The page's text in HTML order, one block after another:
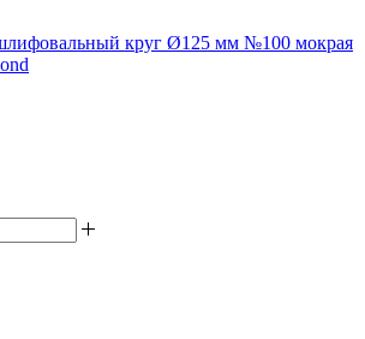
круг Ø125 мм №100 мокрая